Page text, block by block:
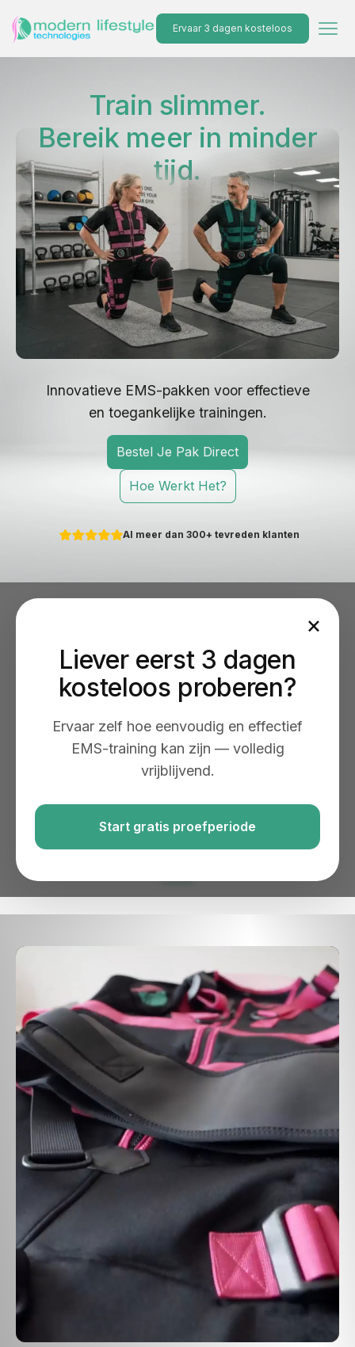
Ervaar 3 dagen kosteloos
Train slimmer.
Bereik meer in minder
tijd.
Innovatieve EMS-pakken voor effectieve
en toegankelijke trainingen.
Bestel Je Pak Direct
Hoe Werkt Het?
Al meer dan 300+ tevreden klanten
×
Liever eerst 3 dagen
kosteloos proberen?
Ervaar zelf hoe eenvoudig en effectief
EMS-training kan zijn — volledig
vrijblijvend.
Start gratis proefperiode
Geen sportschool nodig
Slechts 20 minuten per sessie